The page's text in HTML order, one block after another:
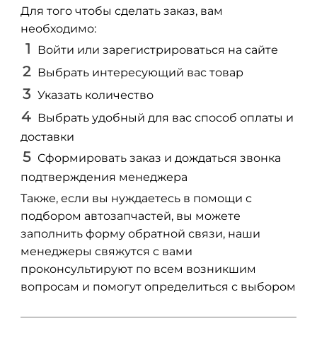
Для того чтобы сделать заказ, вам
необходимо:
Войти или зарегистрироваться на сайте
Выбрать интересующий вас товар
Указать количество
Выбрать удобный для вас способ оплаты и
доставки
Сформировать заказ и дождаться звонка
подтверждения менеджера
Также, если вы нуждаетесь в помощи с
подбором автозапчастей, вы можете
заполнить форму обратной связи, наши
менеджеры свяжутся с вами
проконсультируют по всем возникшим
вопросам и помогут определиться с выбором